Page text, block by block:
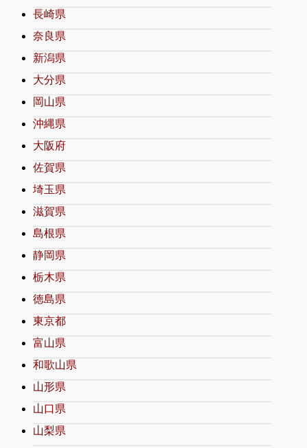
長崎県
奈良県
新潟県
大分県
岡山県
沖縄県
大阪府
佐賀県
埼玉県
滋賀県
島根県
静岡県
栃木県
徳島県
東京都
富山県
和歌山県
山形県
山口県
山梨県